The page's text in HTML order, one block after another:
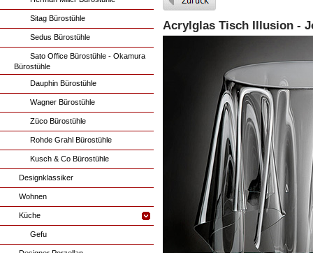
Sitag Bürostühle
Sedus Bürostühle
Sato Office Bürostühle - Okamura
Bürostühle
Dauphin Bürostühle
Wagner Bürostühle
Züco Bürostühle
Rohde Grahl Bürostühle
Kusch & Co Bürostühle
Designklassiker
Wohnen
Küche
Gefu
Acrylglas Tisch Illusion -